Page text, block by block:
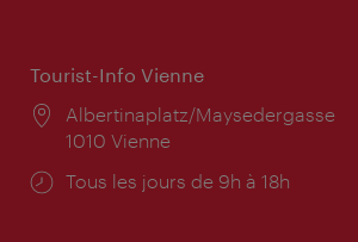
Tourist-Info Vienne
Lieu:
Albertinaplatz/Maysedergasse
1010 Vienne
Horaires
Tous les jours de 9h à 18h